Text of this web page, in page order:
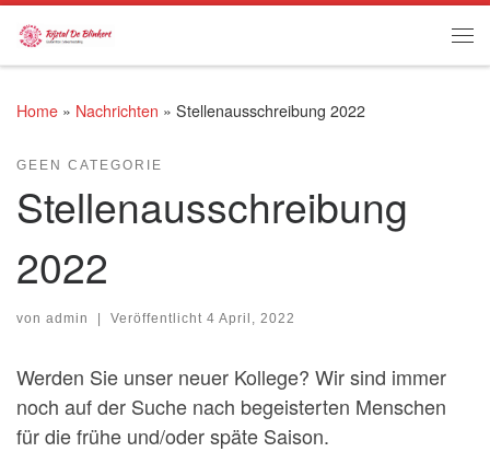
Zum Inhalt springen
Home » Nachrichten » Stellenausschreibung 2022
GEEN CATEGORIE
Stellenausschreibung
2022
von admin Veröffentlicht 4 April, 2022
Werden Sie unser neuer Kollege? Wir sind immer
noch auf der Suche nach begeisterten Menschen
für die frühe und/oder späte Saison.